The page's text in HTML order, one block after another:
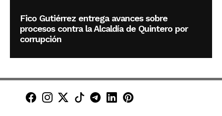
Fico Gutiérrez entrega avances sobre
procesos contra la Alcaldía de Quintero por
corrupción
Minuto30 en Facebook
Minuto30 en Instagram
Minuto30 en X (Twitter)
Minuto30 en TikTok
Canal de Minuto30 en
Minuto30 en LinkedIn
Minuto30 en